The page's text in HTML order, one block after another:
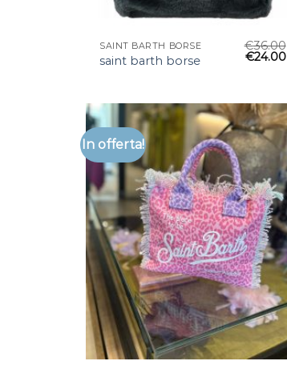
SAINT BARTH BORSE
saint barth borse
€36.00
€24.00
In offerta!